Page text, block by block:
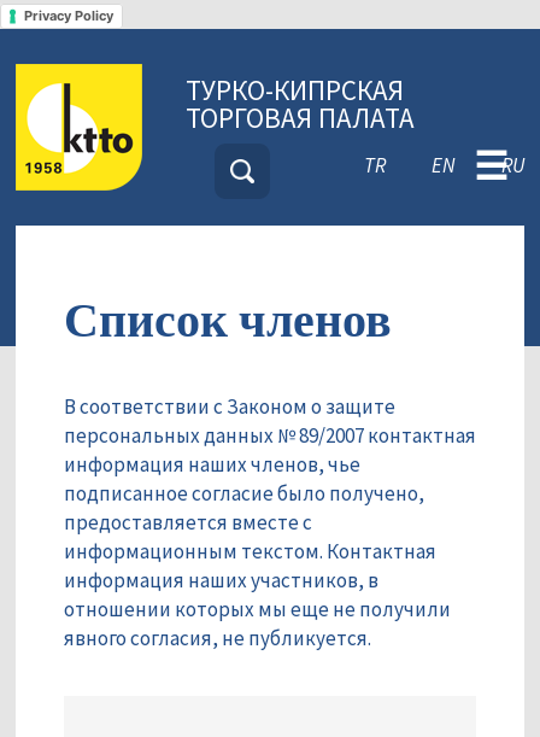
Privacy Policy
ТУРКО-КИПРСКАЯ
ТОРГОВАЯ ПАЛАТА
TR EN RU
☰
Список членов
В соответствии с Законом о защите
персональных данных № 89/2007 контактная
информация наших членов, чье
подписанное согласие было получено,
предоставляется вместе с
информационным текстом. Контактная
информация наших участников, в
отношении которых мы еще не получили
явного согласия, не публикуется.